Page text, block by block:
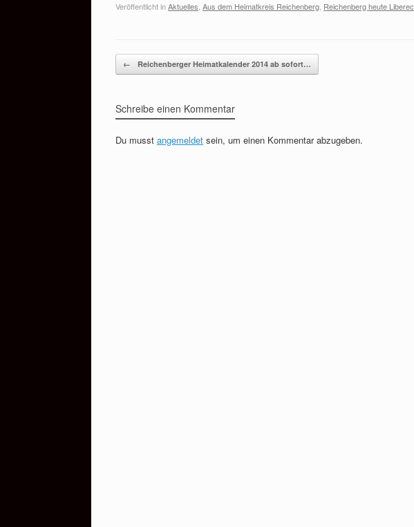
Veröffentlicht inAktuelles Aus dem Heimatkreis Reichenberg Reichenberg heute Liberec
Beitragsnavigation
← Reichenberger Heimatkalender 2014 ab sofort…
Schreibe einen Kommentar
Du musst angemeldet sein, um einen Kommentar abzugeben.